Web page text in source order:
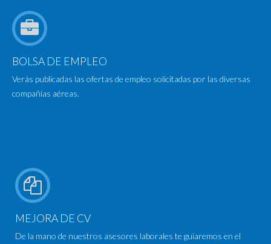
BOLSA DE EMPLEO
Verás publicadas las ofertas de empleo solicitadas por las diversas
compañías aéreas.
MEJORA DE CV
De la mano de nuestros asesores laborales te guiaremos en el